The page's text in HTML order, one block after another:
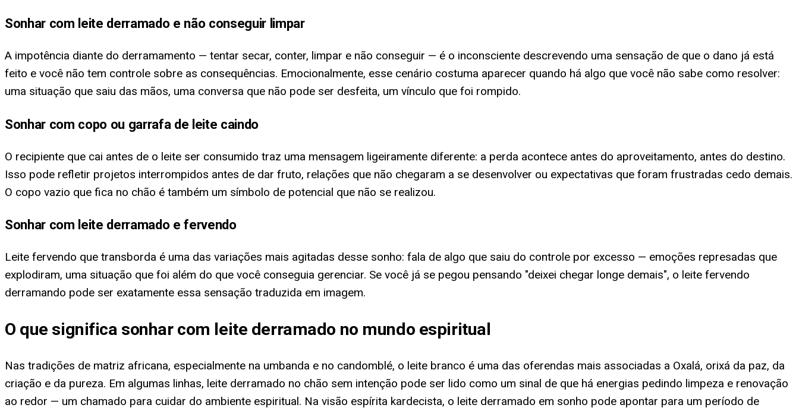
Sonhar com leite derramado e não conseguir limpar
A impotência diante do derramamento — tentar secar, conter, limpar e não conseguir — é o inconsciente descrevendo uma sensação de que o dano já está
feito e você não tem controle sobre as consequências. Emocionalmente, esse cenário costuma aparecer quando há algo que você não sabe como resolver:
uma situação que saiu das mãos, uma conversa que não pode ser desfeita, um vínculo que foi rompido.
Sonhar com copo ou garrafa de leite caindo
O recipiente que cai antes de o leite ser consumido traz uma mensagem ligeiramente diferente: a perda acontece antes do aproveitamento, antes do destino.
Isso pode refletir projetos interrompidos antes de dar fruto, relações que não chegaram a se desenvolver ou expectativas que foram frustradas cedo demais.
O copo vazio que fica no chão é também um símbolo de potencial que não se realizou.
Sonhar com leite derramado e fervendo
Leite fervendo que transborda é uma das variações mais agitadas desse sonho: fala de algo que saiu do controle por excesso — emoções represadas que
explodiram, uma situação que foi além do que você conseguia gerenciar. Se você já se pegou pensando "deixei chegar longe demais", o leite fervendo
derramando pode ser exatamente essa sensação traduzida em imagem.
O que significa sonhar com leite derramado no mundo espiritual
Nas tradições de matriz africana, especialmente na umbanda e no candomblé, o leite branco é uma das oferendas mais associadas a Oxalá, orixá da paz, da
criação e da pureza. Em algumas linhas, leite derramado no chão sem intenção pode ser lido como um sinal de que há energias pedindo limpeza e renovação
ao redor — um chamado para cuidar do ambiente espiritual. Na visão espírita kardecista, o leite derramado em sonho pode apontar para um período de